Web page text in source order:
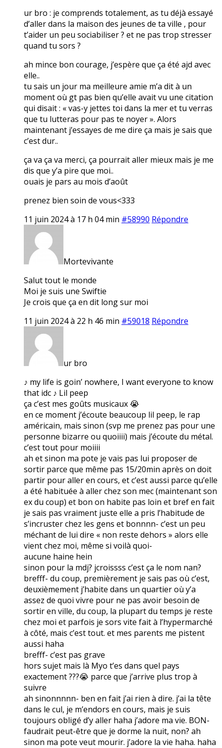
ur bro : je comprends totalement, as tu déjà essayé
d’aller dans la maison des jeunes de ta ville , pour
t’aider un peu sociabiliser ? et ne pas trop stresser
quand tu sors ?
ah mince bon courage, j’espère que ça été ajd avec
elle..
tu sais un jour ma meilleure amie m’a dit à un
moment où gt pas bien qu’elle avait vu une citation
qui disait : « vas-y jettes toi dans la mer et tu verras
que tu lutteras pour pas te noyer ». Alors
maintenant j’essayes de me dire ça mais je sais que
c’est dur..
ça va ça va merci, ça pourrait aller mieux mais je me
dis que y’a pire que moi..
ouais je pars au mois d’août
prenez bien soin de vous<333
11 juin 2024 à 17 h 04 min #58990 Répondre
Mortevivante
Salut tout le monde
Moi je suis une Swiftie
Je crois que ça en dit long sur moi
11 juin 2024 à 22 h 46 min #59018 Répondre
ur bro
♪ my life is goin’ nowhere, I want everyone to know
that idc ♪ Lil peep
ça c’est mes goûts musicaux 😭
en ce moment j’écoute beaucoup lil peep, le rap
américain, mais sinon (svp me prenez pas pour une
personne bizarre ou quoiiii) mais j’écoute du métal.
c’est tout pour moiiii
ah et sinon ma pote je vais pas lui proposer de
sortir parce que même pas 15/20min après on doit
partir pour aller en cours, et c’est aussi parce qu’elle
a été habituée à aller chez son mec (maintenant son
ex du coup) et bon on habite pas loin et bref en fait
je sais pas vraiment juste elle a pris l’habitude de
s’incruster chez les gens et bonnnn- c’est un peu
méchant de lui dire « non reste dehors » alors elle
vient chez moi, même si voilà quoi-
aucune haine hein
sinon pour la mdj? jcroissss c’est ça le nom nan?
brefff- du coup, premièrement je sais pas où c’est,
deuxièmement j’habite dans un quartier où y’a
assez de quoi vivre pour ne pas avoir besoin de
sortir en ville, du coup, la plupart du temps je reste
chez moi et parfois je sors vite fait à l’hypermarché
à côté, mais c’est tout. et mes parents me pistent
aussi haha
brefff- c’est pas grave
hors sujet mais là Myo t’es dans quel pays
exactement ???😭 parce que j’arrive plus trop à
suivre
ah sinonnnnn- ben en fait j’ai rien à dire. j’ai la tête
dans le cul, je m’endors en cours, mais je suis
toujours obligé d’y aller haha j’adore ma vie. BON-
faudrait peut-être que je dorme la nuit, non? ah
sinon ma pote veut mourir. j’adore la vie haha. haha